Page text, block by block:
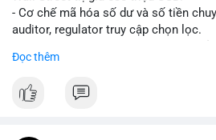
- Cơ chế mã hóa số dư và số tiền
auditor, regulator truy cập chọn lọc.
tài chính.
chức tài chính.
Đọc thêm